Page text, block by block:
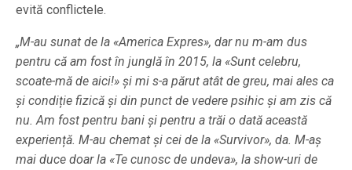
evită conflictele.
„M-au sunat de la «America Expres», dar nu m-am dus
pentru că am fost în junglă în 2015, la «Sunt celebru,
scoate-mă de aici!» și mi s-a părut atât de greu, mai ales ca
și condiție fizică și din punct de vedere psihic și am zis că
nu. Am fost pentru bani și pentru a trăi o dată această
experiență. M-au chemat și cei de la «Survivor», da. M-aș
mai duce doar la «Te cunosc de undeva», la show-uri de